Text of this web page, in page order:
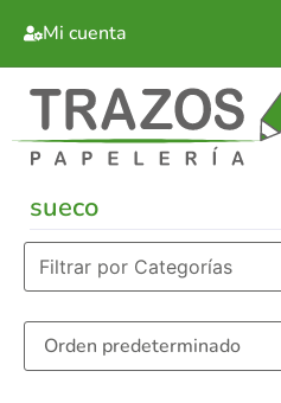
Mi cuenta
sueco
Filtrar por Categorías